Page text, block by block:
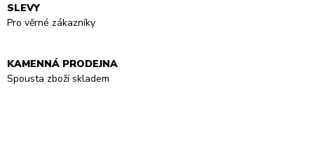
SLEVY
Pro věrné zákazníky
KAMENNÁ PRODEJNA
Spousta zboží skladem